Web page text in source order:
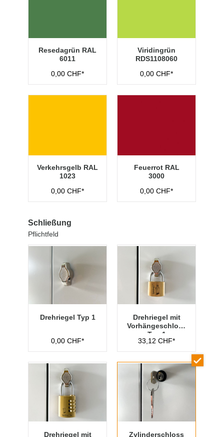
Resedagrün RAL
6011
0,00 CHF*
Viridingrün
RDS1108060
0,00 CHF*
Verkehrsgelb RAL
1023
0,00 CHF*
Feuerrot RAL
3000
0,00 CHF*
Schließung
Pflichtfeld
Drehriegel Typ 1
0,00 CHF*
Drehriegel mit
Vorhängeschloss
Typ 1
33,12 CHF*
Drehriegel mit Zylinderschloss